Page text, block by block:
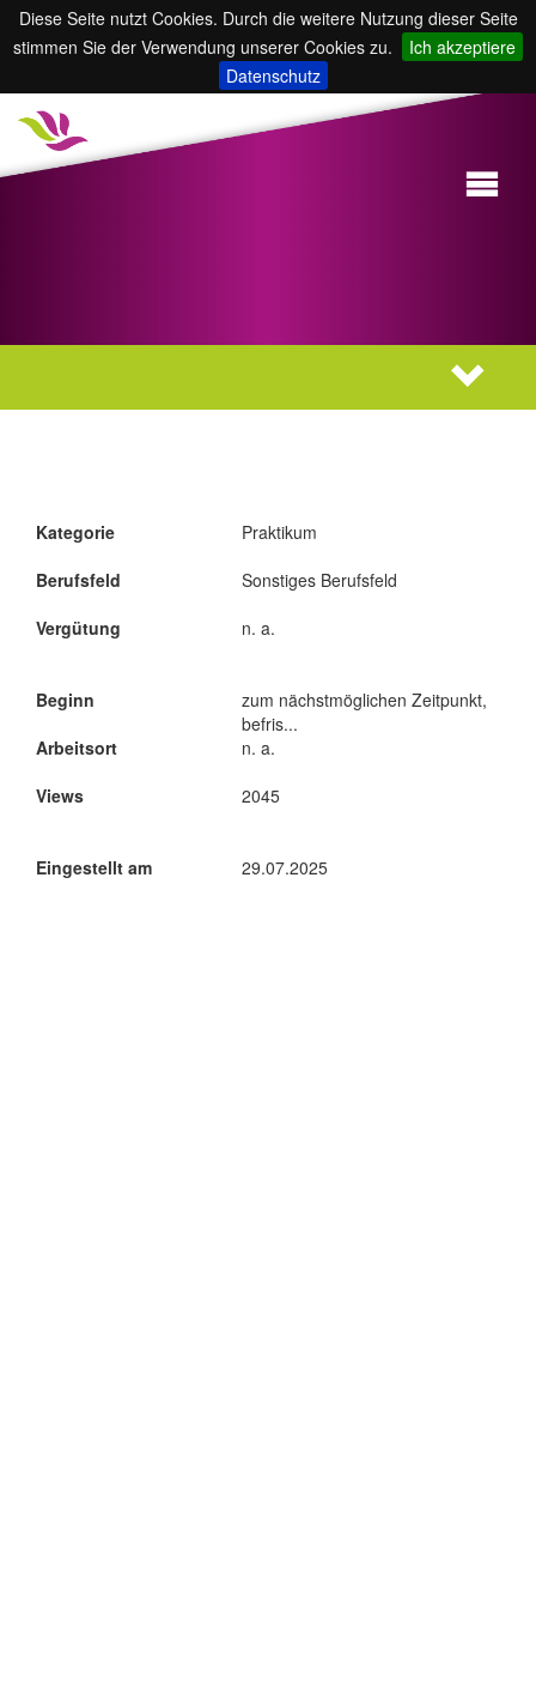
Diese Seite nutzt Cookies. Durch die weitere Nutzung dieser Seite
stimmen Sie der Verwendung unserer Cookies zu.
Ich akzeptiere
Datenschutz
Kategorie
Berufsfeld
Vergütung
Praktikum
Sonstiges Berufsfeld
n. a.
Beginn
Arbeitsort
Views
zum nächstmöglichen Zeitpunkt,
befris...
n. a.
2045
Eingestellt am 29.07.2025